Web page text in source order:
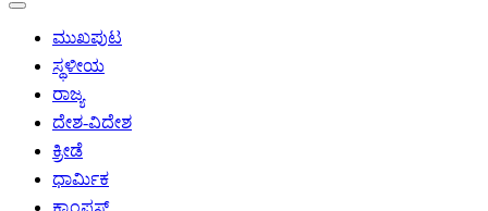
ಮುಖಪುಟ
ಸ್ಥಳೀಯ
ರಾಜ್ಯ
ದೇಶ-ವಿದೇಶ
ಕ್ರೀಡೆ
ಧಾರ್ಮಿಕ
ಕ್ಯಾಂಪಸ್